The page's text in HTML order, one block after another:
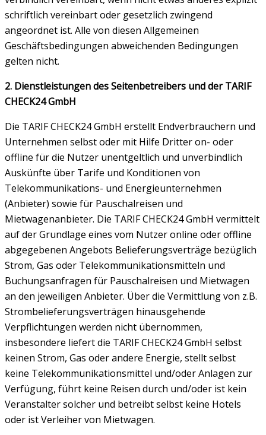
schriftlich vereinbart oder gesetzlich zwingend
angeordnet ist. Alle von diesen Allgemeinen
Geschäftsbedingungen abweichenden Bedingungen
gelten nicht.
2. Dienstleistungen des Seitenbetreibers und der TARIF
CHECK24 GmbH
Die TARIF CHECK24 GmbH erstellt Endverbrauchern und
Unternehmen selbst oder mit Hilfe Dritter on- oder
offline für die Nutzer unentgeltlich und unverbindlich
Auskünfte über Tarife und Konditionen von
Telekommunikations- und Energieunternehmen
(Anbieter) sowie für Pauschalreisen und
Mietwagenanbieter. Die TARIF CHECK24 GmbH vermittelt
auf der Grundlage eines vom Nutzer online oder offline
abgegebenen Angebots Belieferungsverträge bezüglich
Strom, Gas oder Telekommunikationsmitteln und
Buchungsanfragen für Pauschalreisen und Mietwagen
an den jeweiligen Anbieter. Über die Vermittlung von z.B.
Strombelieferungsverträgen hinausgehende
Verpflichtungen werden nicht übernommen,
insbesondere liefert die TARIF CHECK24 GmbH selbst
keinen Strom, Gas oder andere Energie, stellt selbst
keine Telekommunikationsmittel und/oder Anlagen zur
Verfügung, führt keine Reisen durch und/oder ist kein
Veranstalter solcher und betreibt selbst keine Hotels
oder ist Verleiher von Mietwagen.